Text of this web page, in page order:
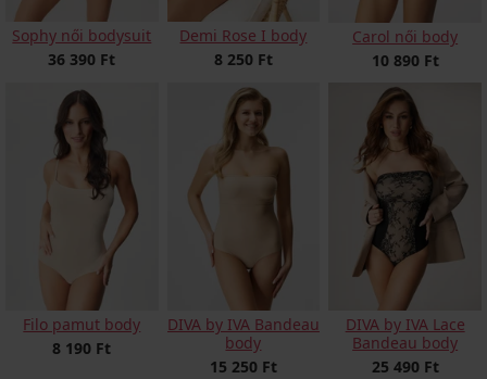
Sophy női bodysuit
36 390 Ft
Demi Rose I body
8 250 Ft
Carol női body
10 890 Ft
Filo pamut body
8 190 Ft
DIVA by IVA Bandeau
body
15 250 Ft
DIVA by IVA Lace
Bandeau body
25 490 Ft